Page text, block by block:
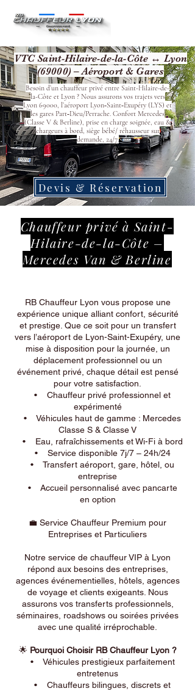
VTC Saint-Hilaire-de-la-Côte ↔ Lyon
(69000) – Aéroport & Gares
Besoin d’un chauffeur privé entre Saint-Hilaire-de-
la-Côte et Lyon ? Nous assurons vos trajets vers
Lyon 69000, l’aéroport Lyon‑Saint‑Exupéry (LYS) et
les gares Part‑Dieu/Perrache. Confort Mercedes
(Classe V & Berline), prise en charge soignée, eau &
chargeurs à bord, siège bébé/ réhausseur sur
demande, 24/7.
Devis & Réservation
Chauffeur privé à Saint-
Hilaire-de-la-Côte –
Mercedes Van & Berline
RB Chauffeur Lyon vous propose une
expérience unique alliant confort, sécurité
et prestige. Que ce soit pour un transfert
vers l’aéroport de Lyon-Saint-Exupéry, une
mise à disposition pour la journée, un
déplacement professionnel ou un
événement privé, chaque détail est pensé
pour votre satisfaction.
• Chauffeur privé professionnel et
expérimenté
• Véhicules haut de gamme : Mercedes
Classe S & Classe V
• Eau, rafraîchissements et Wi-Fi à bord
• Service disponible 7j/7 – 24h/24
• Transfert aéroport, gare, hôtel, ou
entreprise
• Accueil personnalisé avec pancarte
en option
💼 Service Chauffeur Premium pour
Entreprises et Particuliers
Notre service de chauffeur VIP à Lyon
répond aux besoins des entreprises,
agences événementielles, hôtels, agences
de voyage et clients exigeants. Nous
assurons vos transferts professionnels,
séminaires, roadshows ou soirées privées
avec une qualité irréprochable.
🌟 Pourquoi Choisir RB Chauffeur Lyon ?
• Véhicules prestigieux parfaitement
entretenus
• Chauffeurs bilingues, discrets et